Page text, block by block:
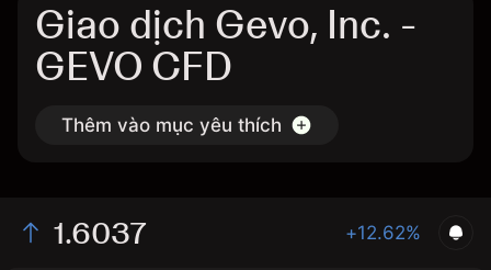
Giao dịch Gevo, Inc. -
GEVO CFD
Thêm vào mục yêu thích
1.6037 +12.62%